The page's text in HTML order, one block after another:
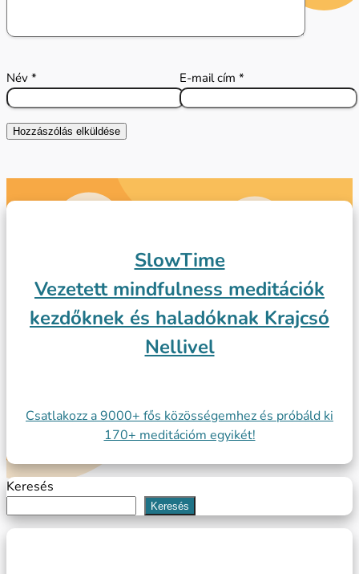
Név * E-mail cím *
Hozzászólás elküldése
SlowTime
Vezetett mindfulness meditációk
kezdőknek és haladóknak Krajcsó
Nellivel
Csatlakozz a 9000+ fős közösségemhez és próbáld ki
170+ meditációm egyikét!
Keresés
Keresés